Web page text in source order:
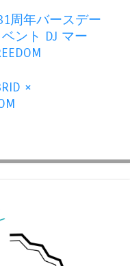
周年バースデー
ント DJ マー
×